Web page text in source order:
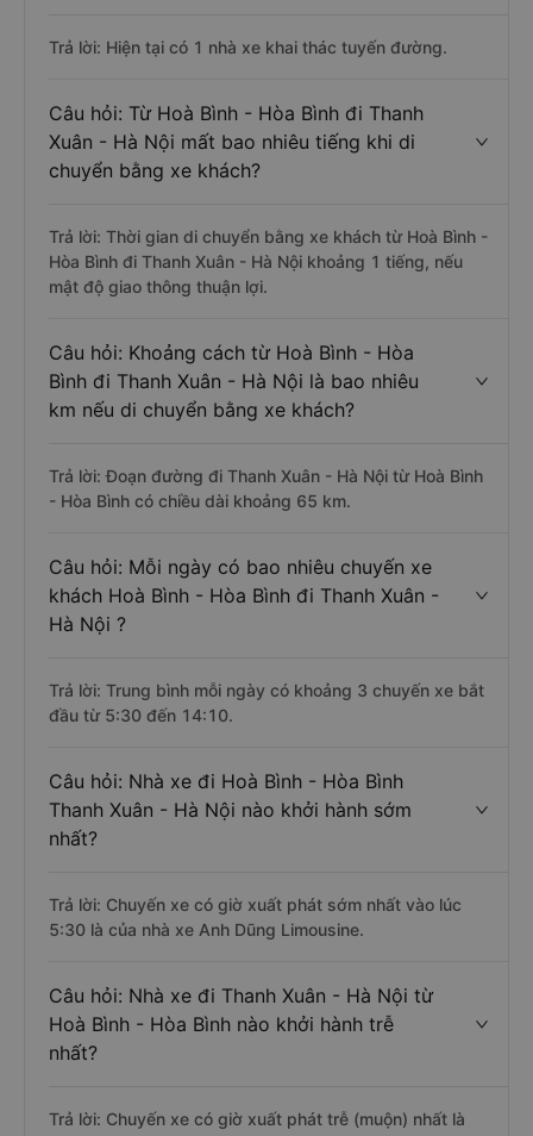
Trả lời: Hiện tại có 1 nhà xe khai thác tuyến đường.
Câu hỏi: Từ Hoà Bình - Hòa Bình đi Thanh
Xuân - Hà Nội mất bao nhiêu tiếng khi di
chuyển bằng xe khách?
Trả lời: Thời gian di chuyển bằng xe khách từ Hoà Bình -
Hòa Bình đi Thanh Xuân - Hà Nội khoảng 1 tiếng, nếu
mật độ giao thông thuận lợi.
Câu hỏi: Khoảng cách từ Hoà Bình - Hòa
Bình đi Thanh Xuân - Hà Nội là bao nhiêu
km nếu di chuyển bằng xe khách?
Trả lời: Đoạn đường đi Thanh Xuân - Hà Nội từ Hoà Bình
- Hòa Bình có chiều dài khoảng 65 km.
Câu hỏi: Mỗi ngày có bao nhiêu chuyến xe
khách Hoà Bình - Hòa Bình đi Thanh Xuân -
Hà Nội ?
Trả lời: Trung bình mỗi ngày có khoảng 3 chuyến xe bắt
đầu từ 5:30 đến 14:10.
Câu hỏi: Nhà xe đi Hoà Bình - Hòa Bình
Thanh Xuân - Hà Nội nào khởi hành sớm
nhất?
Trả lời: Chuyến xe có giờ xuất phát sớm nhất vào lúc
5:30 là của nhà xe Anh Dũng Limousine.
Câu hỏi: Nhà xe đi Thanh Xuân - Hà Nội từ
Hoà Bình - Hòa Bình nào khởi hành trễ
nhất?
Trả lời: Chuyến xe có giờ xuất phát trễ (muộn) nhất là